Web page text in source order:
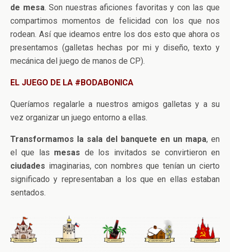
de mesa. Son nuestras aficiones favoritas y con las que
compartimos momentos de felicidad con los que nos
rodean. Así que ideamos entre los dos esto que ahora os
presentamos (galletas hechas por mi y diseño, texto y
mecánica del juego de manos de CP).
EL JUEGO DE LA #BODABONICA
Queríamos regalarle a nuestros amigos galletas y a su
vez organizar un juego entorno a ellas.
Transformamos la sala del banquete en un mapa, en
el que las mesas de los invitados se convirtieron en
ciudades imaginarias, con nombres que tenían un cierto
significado y representaban a los que en ellas estaban
sentados.